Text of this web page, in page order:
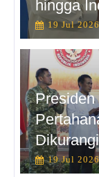
hingga
19 Jul 2026
Presiden
19 Jul 2026